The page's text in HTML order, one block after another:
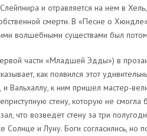
и отравляется на нем в
смерти. В «Песне о
волшебными существами был
части «Младшей Эдды») в
как появился этот
Вальхаллу, к ним пришел мастер-
стену, которую не
что возведет стену за три
и Луну. Боги согласились, но